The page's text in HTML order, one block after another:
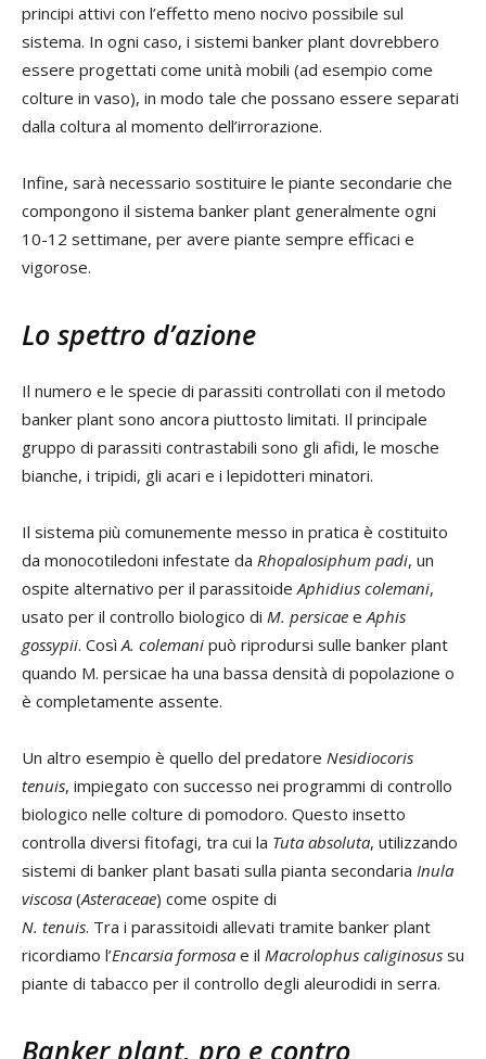
principi attivi con l’effetto meno nocivo possibile sul
sistema. In ogni caso, i sistemi banker plant dovrebbero
essere progettati come unità mobili (ad esempio come
colture in vaso), in modo tale che possano essere separati
dalla coltura al momento dell’irrorazione.
Infine, sarà necessario sostituire le piante secondarie che
compongono il sistema banker plant generalmente ogni
10-12 settimane, per avere piante sempre efficaci e
vigorose.
Lo spettro d’azione
Il numero e le specie di parassiti controllati con il metodo
banker plant sono ancora piuttosto limitati. Il principale
gruppo di parassiti contrastabili sono gli afidi, le mosche
bianche, i tripidi, gli acari e i lepidotteri minatori.
Il sistema più comunemente messo in pratica è costituito
da monocotiledoni infestate da Rhopalosiphum padi, un
ospite alternativo per il parassitoide Aphidius colemani,
usato per il controllo biologico di M. persicae e Aphis
gossypii. Così A. colemani può riprodursi sulle banker plant
quando M. persicae ha una bassa densità di popolazione o
è completamente assente.
Un altro esempio è quello del predatore Nesidiocoris
tenuis, impiegato con successo nei programmi di controllo
biologico nelle colture di pomodoro. Questo insetto
controlla diversi fitofagi, tra cui la Tuta absoluta, utilizzando
sistemi di banker plant basati sulla pianta secondaria Inula
viscosa (Asteraceae) come ospite di
N. tenuis. Tra i parassitoidi allevati tramite banker plant
ricordiamo l’Encarsia formosa e il Macrolophus caliginosus su
piante di tabacco per il controllo degli aleurodidi in serra.
Banker plant, pro e contro